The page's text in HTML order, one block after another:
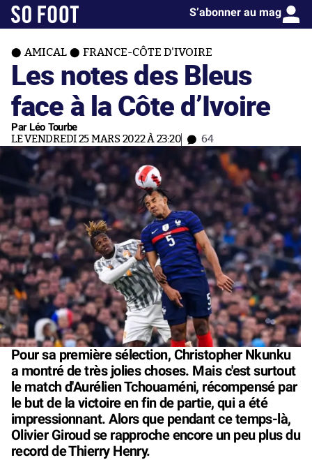
S’abonner au mag
AMICAL FRANCE-CÔTE D'IVOIRE
Les notes des Bleus
face à la Côte d’Ivoire
Par Léo Tourbe
LE VENDREDI 25 MARS 2022 À 23:20 64
Pour sa première sélection, Christopher Nkunku
a montré de très jolies choses. Mais c'est surtout
le match d'Aurélien Tchouaméni, récompensé par
le but de la victoire en fin de partie, qui a été
impressionnant. Alors que pendant ce temps-là,
Olivier Giroud se rapproche encore un peu plus du
record de Thierry Henry.